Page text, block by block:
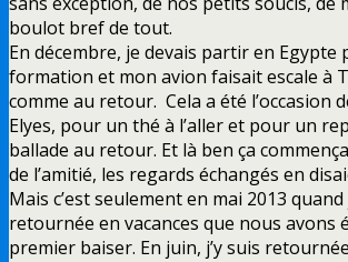
boulot bref de tout.
En décembre, je devais partir en Egypte
formation et mon avion faisait escale à
comme au retour. Cela a été l’occasion
Elyes, pour un thé à l’aller et pour un
ballade au retour. Et là ben ça
de l’amitié, les regards échangés en
Mais c’est seulement en mai 2013
retournée en vacances que nous avons
premier baiser. En juin, j’y suis